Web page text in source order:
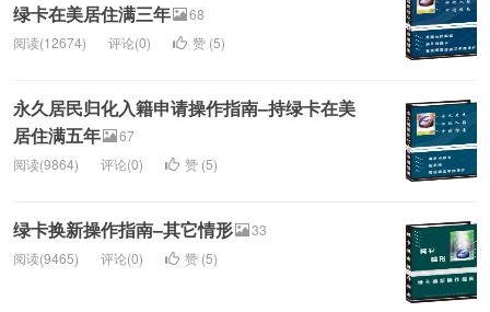
绿卡在美居住满三年
68
阅读(12674)
评论(0) 赞 (5)
永久居民归化入籍申请操作指南–持绿卡在美
居住满五年
67
阅读(9864)
评论(0) 赞 (5)
绿卡换新操作指南–其它情形
33
阅读(9465)
评论(0) 赞 (5)